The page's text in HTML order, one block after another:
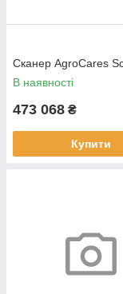
Сканер AgroCares
В наявності
473 068 ₴
Купити